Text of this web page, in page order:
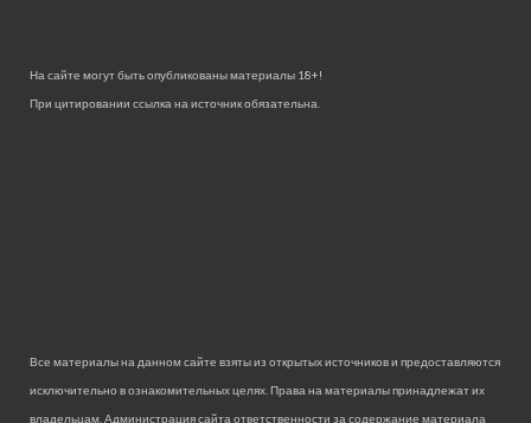
На сайте могут быть опубликованы материалы 18+!
При цитировании ссылка на источник обязательна.
Все материалы на данном сайте взяты из открытых источников и предоставляются
исключительно в ознакомительных целях. Права на материалы принадлежат их
владельцам. Администрация сайта ответственности за содержание материала